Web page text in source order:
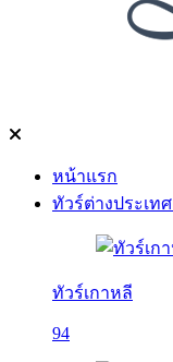
หน้าแรก
ทัวร์ต่างประเทศ
ทัวร์เกาหลี
94